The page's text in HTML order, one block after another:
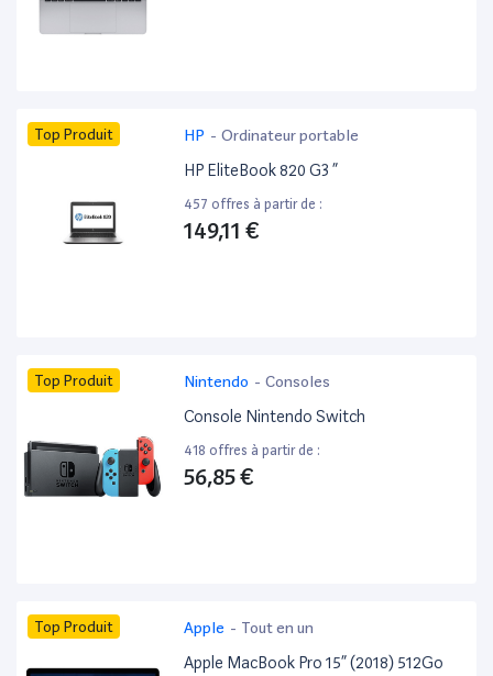
Top Produit HP - Ordinateur portable
HP EliteBook 820 G3 ”
457 offres à partir de :
149,11 €
Top Produit Nintendo - Consoles
Console Nintendo Switch
418 offres à partir de :
56,85 €
Top Produit Apple - Tout en un
Apple MacBook Pro 15” (2018) 512Go